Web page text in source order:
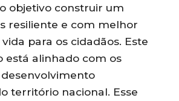
objetivo construir um
resiliente e com melhor
para os cidadãos. Este
está alinhado com os
território nacional. Esse